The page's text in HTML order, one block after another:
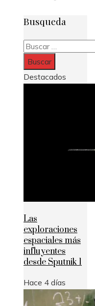
Busqueda
Buscar:
Destacados
Las
exploraciones
espaciales más
influyentes
desde Sputnik 1
Hace 4 días